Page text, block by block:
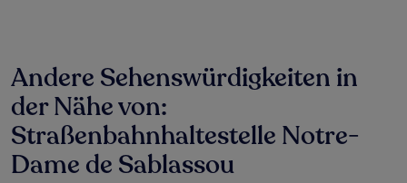
24 Stunden
für
einen
Aufenthalt
mit
1 Übernachtung
von
Andere Sehenswürdigkeiten in
der Nähe von:
Straßenbahnhaltestelle Notre-
Dame de Sablassou